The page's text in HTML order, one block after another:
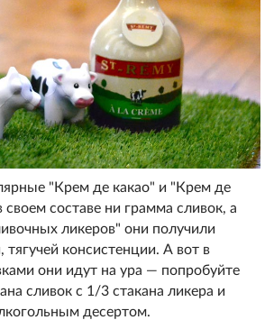
"Крем де какао" и "Крем де
составе ни грамма сливок, а
ликеров" они получили
тягучей консистенции. А вот в
они идут на ура — попробуйте
сливок с 1/3 стакана ликера и
десертом.